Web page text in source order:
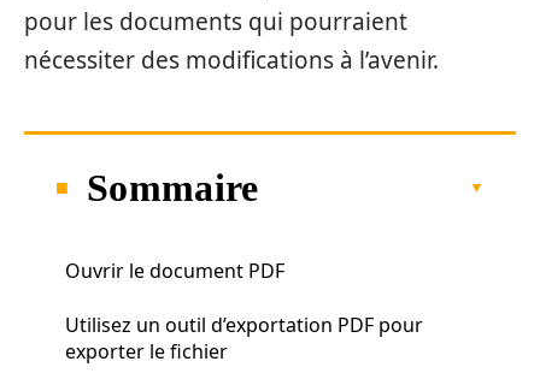
pour les documents qui pourraient
nécessiter des modifications à l’avenir.
Sommaire
Ouvrir le document PDF
Utilisez un outil d’exportation PDF pour
exporter le fichier